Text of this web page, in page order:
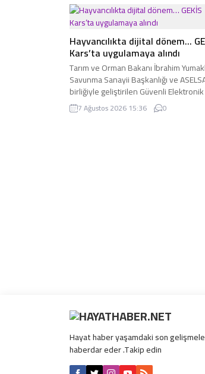
bulundu.
Hayvancılıkta dijital dönem…
Kars’ta uygulamaya alındı
Tarım ve Orman Bakanı İbrahim
Savunma Sanayii Başkanlığı ve
birliğiyle geliştirilen Güvenli Elektronik
Küpe İzleme Sistemi'nin (GEKİS) ilk
uygulamasının Kars'ta başlatıldığını
7 Ağustos 2026 15:36 0
Hayat haber yaşamdaki son
haberdar eder .Takip edin